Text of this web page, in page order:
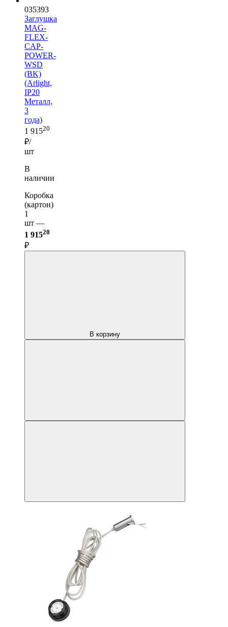
035393
Заглушка
MAG-
FLEX-
CAP-
POWER-
WSD
(BK)
(Arlight,
IP20
Металл,
3
года)
1 91520
₽/
шт
В
наличии
Коробка
(картон)
1
шт —
1 91520
₽
В корзину